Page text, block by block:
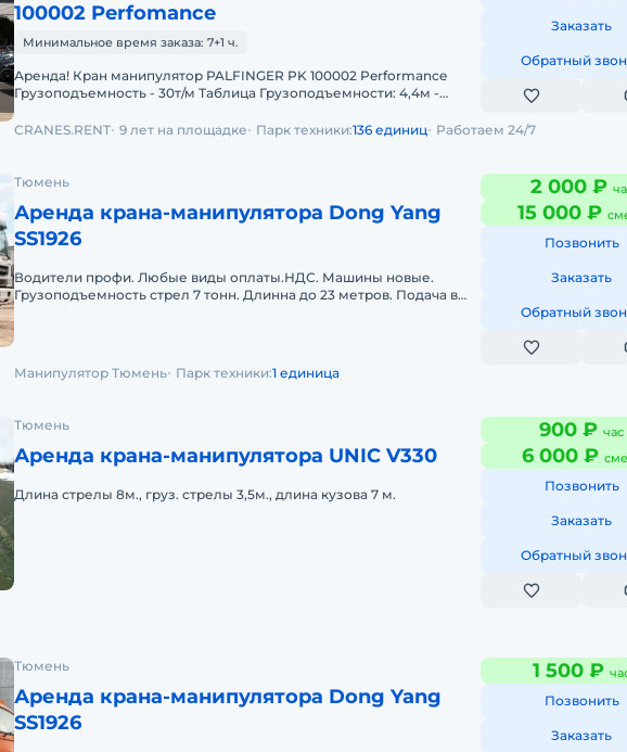
100002 Perfomance
Минимальное время заказа: 7+1 ч.
Аренда! Кран манипулятор PALFINGER PK 100002 Performance
Грузоподъемность - 30т/м Таблица Грузоподъемности: 4,4м -
Заказать
Обратный
CRANES.RENT 9 лет на площадке Парк техники:136 единиц Работаем 24/7
Тюмень
Аренда крана-манипулятора Dong Yang
SS1926
Водители профи. Любые виды оплаты.НДС. Машины новые.
Грузоподъемность стрел 7 тонн. Длинна до 23 метров. Подача в
2 000 ₽
15 000 ₽
Позвонить
Заказать
Обратный
Манипулятор Тюмень Парк техники:1 единица
Тюмень
Аренда крана-манипулятора UNIC V330
Длина стрелы 8м., груз. стрелы 3,5м., длина кузова 7 м.
900 ₽ час
6 000 ₽
Позвонить
Заказать
Обратный
Тюмень
Аренда крана-манипулятора Dong Yang
SS1926
1 500 ₽
Позвонить
Заказать